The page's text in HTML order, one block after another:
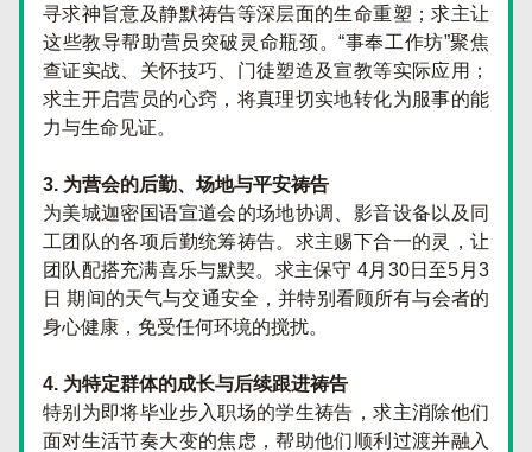
寻求神旨意及静默祷告等深层面的生命重塑；求主让
这些教导帮助营员突破灵命瓶颈。“事奉工作坊”聚焦
查证实战、关怀技巧、门徒塑造及宣教等实际应用；
求主开启营员的心窍，将真理切实地转化为服事的能
力与生命见证。
3. 为营会的后勤、场地与平安祷告
为美城迦密国语宣道会的场地协调、影音设备以及同
工团队的各项后勤统筹祷告。求主赐下合一的灵，让
团队配搭充满喜乐与默契。求主保守 4月30日至5月3
日 期间的天气与交通安全，并特别看顾所有与会者的
身心健康，免受任何环境的搅扰。
4. 为特定群体的成长与后续跟进祷告
特别为即将毕业步入职场的学生祷告，求主消除他们
面对生活节奏大变的焦虑，帮助他们顺利过渡并融入